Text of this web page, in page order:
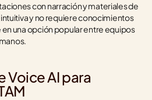
con narración y materiales de
y no requiere conocimientos
una opción popular entre equipos
Voice AI para